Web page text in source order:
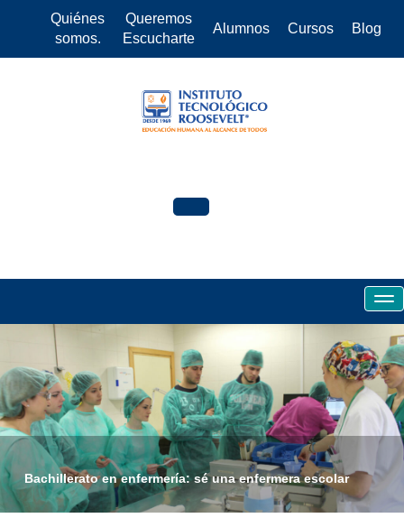
Quiénes
somos.
Queremos
Escucharte
Alumnos Cursos Blog
Bachillerato en enfermería: sé una enfermera escolar